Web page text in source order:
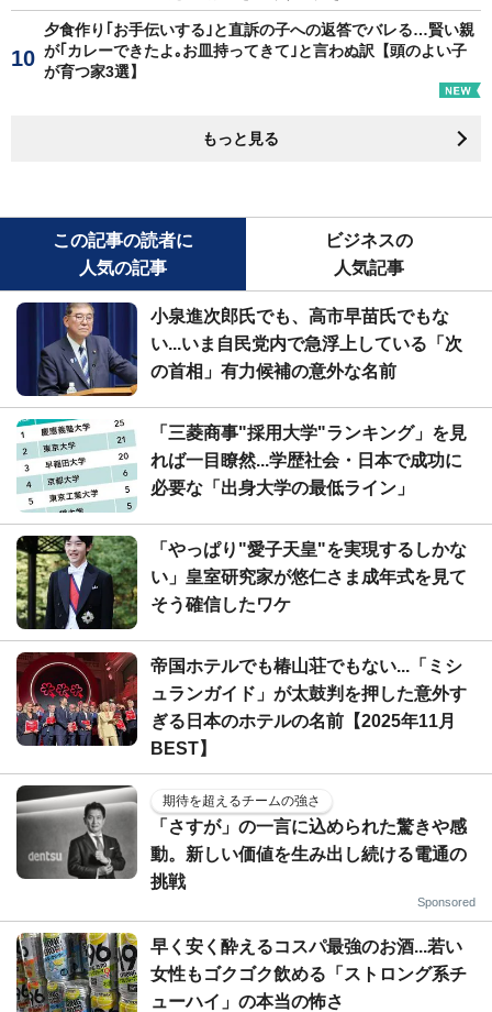
夕食作り｢お手伝いする｣と直訴の子への返答でバレる…賢い親
が｢カレーできたよ｡お皿持ってきて｣と言わぬ訳【頭のよい子
が育つ家3選】
もっと見る
この記事の読者に
人気の記事
ビジネスの
人気記事
小泉進次郎氏でも、高市早苗氏でもな
い...いま自民党内で急浮上している「次
の首相」有力候補の意外な名前
「三菱商事"採用大学"ランキング」を見
れば一目瞭然...学歴社会・日本で成功に
必要な「出身大学の最低ライン」
「やっぱり"愛子天皇"を実現するしかな
い」皇室研究家が悠仁さま成年式を見て
そう確信したワケ
帝国ホテルでも椿山荘でもない...「ミシ
ュランガイド」が太鼓判を押した意外す
ぎる日本のホテルの名前【2025年11月
BEST】
期待を超えるチームの強さ
「さすが」の一言に込められた驚きや感
動。新しい価値を生み出し続ける電通の
挑戦
Sponsored
早く安く酔えるコスパ最強のお酒...若い
女性もゴクゴク飲める「ストロング系チ
ューハイ」の本当の怖さ